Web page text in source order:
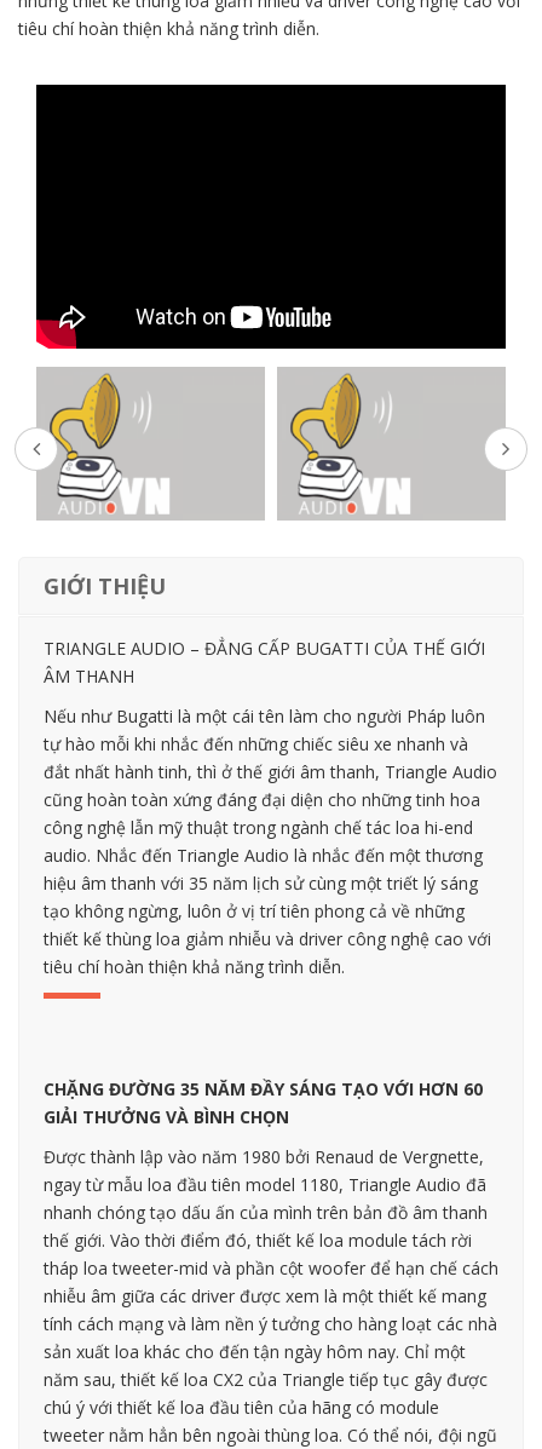
tiêu chí hoàn thiện khả năng trình diễn.
GIỚI THIỆU
TRIANGLE AUDIO – ĐẲNG CẤP BUGATTI CỦA THẾ GIỚI
ÂM THANH
Nếu như Bugatti là một cái tên làm cho người Pháp luôn
tự hào mỗi khi nhắc đến những chiếc siêu xe nhanh và
đắt nhất hành tinh, thì ở thế giới âm thanh, Triangle Audio
cũng hoàn toàn xứng đáng đại diện cho những tinh hoa
công nghệ lẫn mỹ thuật trong ngành chế tác loa hi-end
audio. Nhắc đến Triangle Audio là nhắc đến một thương
hiệu âm thanh với 35 năm lịch sử cùng một triết lý sáng
tạo không ngừng, luôn ở vị trí tiên phong cả về những
thiết kế thùng loa giảm nhiễu và driver công nghệ cao với
tiêu chí hoàn thiện khả năng trình diễn.
CHẶNG ĐƯỜNG 35 NĂM ĐẦY SÁNG TẠO VỚI HƠN 60
GIẢI THƯỞNG VÀ BÌNH CHỌN
Được thành lập vào năm 1980 bởi Renaud de Vergnette,
ngay từ mẫu loa đầu tiên model 1180, Triangle Audio đã
nhanh chóng tạo dấu ấn của mình trên bản đồ âm thanh
thế giới. Vào thời điểm đó, thiết kế loa module tách rời
tháp loa tweeter-mid và phần cột woofer để hạn chế cách
nhiễu âm giữa các driver được xem là một thiết kế mang
tính cách mạng và làm nền ý tưởng cho hàng loạt các nhà
sản xuất loa khác cho đến tận ngày hôm nay. Chỉ một
năm sau, thiết kế loa CX2 của Triangle tiếp tục gây được
chú ý với thiết kế loa đầu tiên của hãng có module
tweeter nằm hẳn bên ngoài thùng loa. Có thể nói, đội ngũ